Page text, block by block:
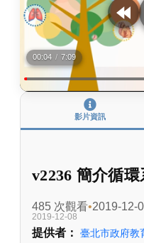
00:04 / 7:09
影片資訊
v2236 簡介循
485 次觀看 2019-12-
2019-12-08
提供者： 臺北市政府教